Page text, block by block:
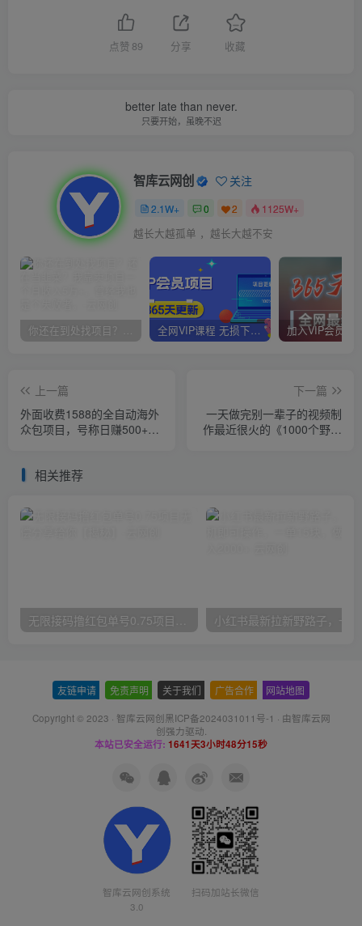
点赞 89 分享 收藏
better late than never.
只要开始，虽晚不迟
智库云网创 关注
2.1W+ 0 2 1125W+
越长大越孤单 ，越长大越不安
你还在到处找项目？还在当韭菜？我靠卖项目一个月收入5万+，曾经我也是个失败者。 全网VIP课程 无损下载~
上一篇
外面收费1588的全自动海外
众包项目，号称日赚500+
下一篇
一天做完别一辈子的视频制
作最近很火的《1000个野路
相关推荐
无限接码撸红包单号0.75项目无偿分享给你【揭秘】
友链申请 免责声明 关于我们 广告合作 网站地图
Copyright © 2023 · 智库云网创黑ICP备2024031011号-1 · 由智库云网
创强力驱动.
本站已安全运行: 1641天3小时48分16秒
智库云网创系统
3.0
扫码加站长微信